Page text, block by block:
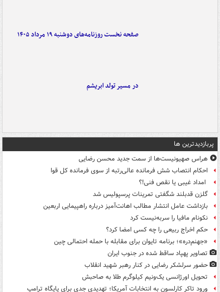
صفحه نخست روزنامه‌های دوشنبه ۱۹ مرداد ۱۴۰۵
در مسیر تولد ابریشم
پربازدیدترین ها
هراس صهیونیست‌ها از سمت جدید محسن رضایی
احکام انتصاب شش فرمانده عالی‌رتبه از سوی فرمانده کل قوا
امداد غیبی یا نقص فنی!؟
گلزن قدبلند شگفتی تمرینات پرسپولیس شد
بازداشت عامل انتشار مطالب اهانت‌آمیز درباره راهپیمایی اربعین
نکونام مافیا را سربه‌نیست کرد
حکم اخراج ربیعی را چه کسی امضا کرد؟
«جهنم‌دره»؛ برنامه تایوان برای مقابله با حمله احتمالی چین
تصاویر پهپاد ساقط شده در جنوب ایران
حضور سرلشکر رضایی در کنار رهبر شهید انقلاب
تحویل اورژانسی یک‌ونیم کیلوگرم طلا به صاحبش
ورود تاکر کارلسون به انتخابات آمریکا؛ تهدیدی جدی برای پایگاه ترامپ